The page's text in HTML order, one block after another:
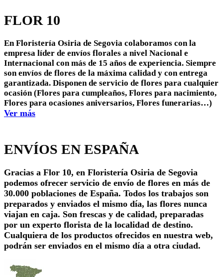
FLOR 10
En Floristería Osiria de Segovia colaboramos con la
empresa líder de envíos florales a nivel Nacional e
Internacional con más de 15 años de experiencia. Siempre
son envíos de flores de la máxima calidad y con entrega
garantizada. Disponen de servicio de flores para cualquier
ocasión (Flores para cumpleaños, Flores para nacimiento,
Flores para ocasiones aniversarios, Flores funerarias…)
Ver más
ENVÍOS EN ESPAÑA
Gracias a Flor 10, en Floristería Osiria de Segovia
podemos ofrecer servicio de envío de flores en más de
30.000 poblaciones de España. Todos los trabajos son
preparados y enviados el mismo día, las flores nunca
viajan en caja. Son frescas y de calidad, preparadas
por un experto florista de la localidad de destino.
Cualquiera de los productos ofrecidos en nuestra web,
podrán ser enviados en el mismo día a otra ciudad.